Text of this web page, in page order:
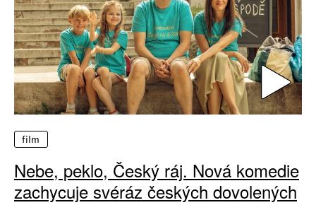
film
Nebe, peklo, Český ráj. Nová komedie
zachycuje svéráz českých dovolených